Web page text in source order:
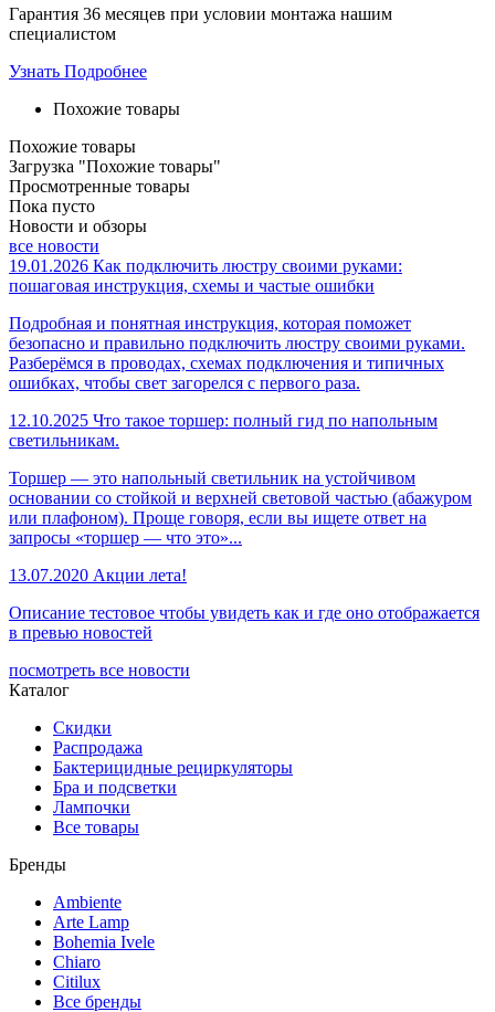
Гарантия 36 месяцев при условии монтажа нашим
специалистом
Узнать Подробнее
Похожие товары
Похожие товары
Загрузка "Похожие товары"
Просмотренные товары
Пока пусто
Новости и обзоры
все новости
19.01.2026 Как подключить люстру своими руками:
пошаговая инструкция, схемы и частые ошибки
Подробная и понятная инструкция, которая поможет
безопасно и правильно подключить люстру своими руками.
Разберёмся в проводах, схемах подключения и типичных
ошибках, чтобы свет загорелся с первого раза.
12.10.2025 Что такое торшер: полный гид по напольным
светильникам.
Торшер — это напольный светильник на устойчивом
основании со стойкой и верхней световой частью (абажуром
или плафоном). Проще говоря, если вы ищете ответ на
запросы «торшер — что это»...
13.07.2020 Акции лета!
Описание тестовое чтобы увидеть как и где оно отображается
в превью новостей
посмотреть все новости
Каталог
Скидки
Распродажа
Бактерицидные рециркуляторы
Бра и подсветки
Лампочки
Все товары
Бренды
Ambiente
Arte Lamp
Bohemia Ivele
Chiaro
Citilux
Все бренды